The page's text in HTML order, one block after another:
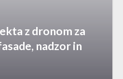
z dronom za
nadzor in